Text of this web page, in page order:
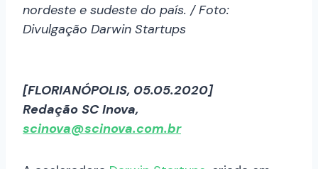
nordeste e sudeste do país. / Foto:
Divulgação Darwin Startups
[FLORIANÓPOLIS, 05.05.2020]
Redação SC Inova,
scinova@scinova.com.br